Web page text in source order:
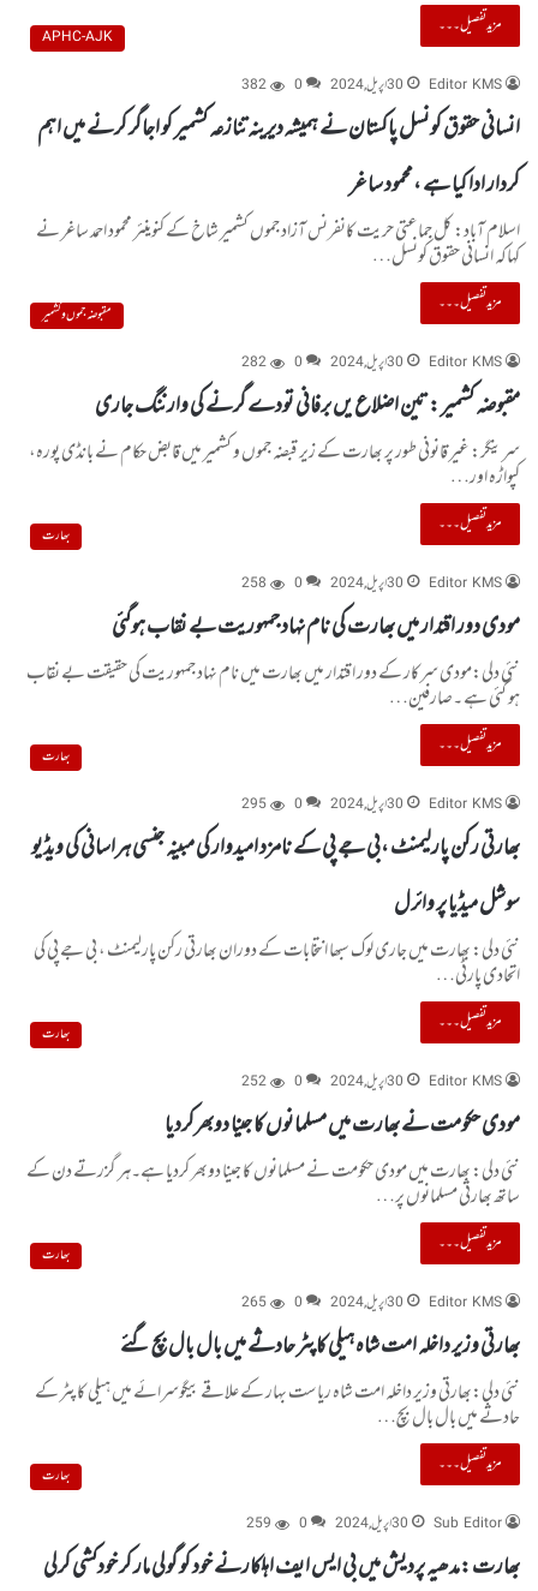
مزید تفصیل۔۔۔
APHC-AJK
Editor KMS
30 اپریل, 2024 0
382
انسانی حقوق کونسل پاکستان نے ہمیشہ دیرینہ تنازعہ کشمیر کو اجاگر کرنے میں اہم
کردار ادا کیا ہے ،محمود ساغر
اسلام آباد: کل جماعتی حریت کانفرنس آزاد جموں کشمیر شاخ کے کنوینئر محمود احمد ساغر نے
کہاکہ انسانی حقوق کونسل…
مزید تفصیل۔۔۔
مقبوضہ جموں و کشمیر
Editor KMS
30 اپریل, 2024 0
282
مقبوضہ کشمیر : تین اضلاع یں برفانی تودے گرنے کی وارننگ جاری
سرینگر: غیر قانونی طور پر بھارت کے زیر قبضہ جموں و کشمیر میں قابض حکام نے بانڈی پورہ،
کپواڑہ اور…
مزید تفصیل۔۔۔
بھارت
Editor KMS
30 اپریل, 2024 0
258
مودی دور اقتدار میں بھارت کی نام نہاد جمہوریت بے نقاب ہوگئی
نئی دلی:مودی سرکار کے دور اقتدار میں بھارت میں نام نہاد جمہوریت کی حقیقت بے نقاب
ہو گئی ہے ۔صارفین…
مزید تفصیل۔۔۔
بھارت
Editor KMS
30 اپریل, 2024 0
295
بھارتی رکن پارلیمنٹ ،بی جے پی کے نامزد امیدوار کی مبینہ جنسی ہراسانی کی ویڈیو
سوشل میڈیا پر وائرل
نئی دلی: بھارت میں جاری لوک سبھا انتخابات کے دوران بھارتی رکن پارلیمنٹ ، بی جے پی کی
اتحادی پارٹی…
مزید تفصیل۔۔۔
بھارت
Editor KMS
30 اپریل, 2024 0
252
مودی حکومت نے بھارت میں مسلمانوں کا جینا دوبھرکردیا
نئی دلی: بھارت میں مودی حکومت نے مسلمانوں کا جینا دوبھر کردیا ہے۔ہر گزرتے دن کے
ساتھ بھارتی مسلمانوں پر…
مزید تفصیل۔۔۔
بھارت
Editor KMS
30 اپریل, 2024 0
265
بھارتی وزیر داخلہ امت شاہ ہیلی کاپٹر حادثے میں بال بال بچ گئے
نئی دلی:بھارتی وزیر داخلہ امت شاہ ریاست بہار کے علاقے بیگوسرائے میں ہیلی کاپٹر کے
حادثے میں بال بال بچ…
مزید تفصیل۔۔۔
بھارت
Sub Editor
30 اپریل, 2024 0
259
بھارت :مدھیہ پردیش میں بی ایس ایف اہلکارنے خود کو گولی مار کر خودکشی کرلی